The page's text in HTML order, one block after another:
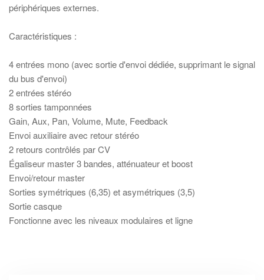
périphériques externes.
Caractéristiques :
4 entrées mono (avec sortie d'envoi dédiée, supprimant le signal
du bus d'envoi)
2 entrées stéréo
8 sorties tamponnées
Gain, Aux, Pan, Volume, Mute, Feedback
Envoi auxiliaire avec retour stéréo
2 retours contrôlés par CV
Égaliseur master 3 bandes, atténuateur et boost
Envoi/retour master
Sorties symétriques (6,35) et asymétriques (3,5)
Sortie casque
Fonctionne avec les niveaux modulaires et ligne